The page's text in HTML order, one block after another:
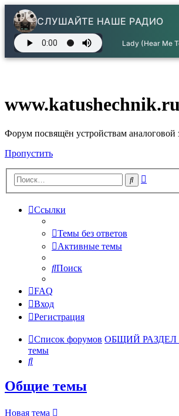
СЛУШАЙТЕ НАШЕ РАДИО
Lady (Hear Me
www.katushechnik.ru
Форум посвящён устройствам аналоговой
Пропустить
Поиск
Ссылки
Темы без ответов
Активные темы
Поиск
FAQ
Вход
Регистрация
Список форумов ОБЩИЙ
темы
Поиск
Общие темы
Новая тема